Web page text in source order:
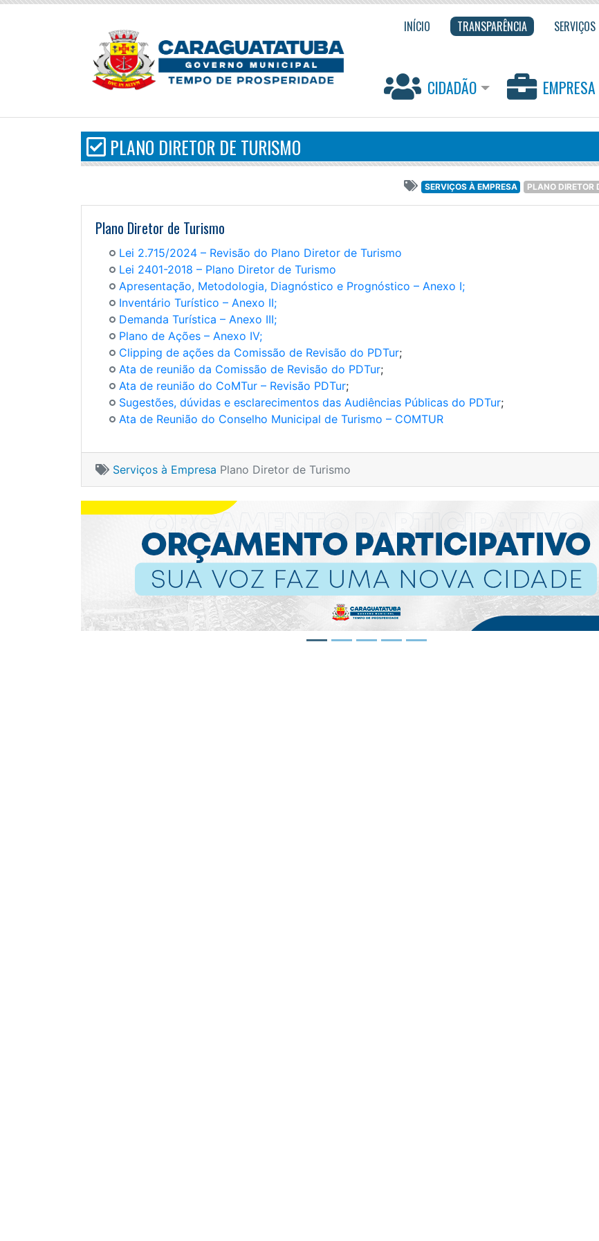
INÍCIO TRANSPARÊNCIA SERVIÇOS
CIDADÃO EMPRESA
PLANO DIRETOR DE TURISMO
SERVIÇOS À EMPRESA PLANO DIRETOR
Plano Diretor de Turismo
Lei 2.715/2024 – Revisão do Plano Diretor de Turismo
Lei 2401-2018 – Plano Diretor de Turismo
Apresentação, Metodologia, Diagnóstico e Prognóstico – Anexo I;
Inventário Turístico – Anexo II;
Demanda Turística – Anexo III;
Plano de Ações – Anexo IV;
Clipping de ações da Comissão de Revisão do PDTur;
Ata de reunião da Comissão de Revisão do PDTur;
Ata de reunião do CoMTur – Revisão PDTur;
Sugestões, dúvidas e esclarecimentos das Audiências Públicas do PDTur;
Ata de Reunião do Conselho Municipal de Turismo – COMTUR
Serviços à Empresa Plano Diretor de Turismo